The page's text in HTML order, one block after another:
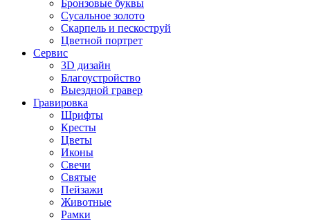
Бронзовые буквы
Сусальное золото
Скарпель и пескоструй
Цветной портрет
Сервис
3D дизайн
Благоустройство
Выездной гравер
Гравировка
Шрифты
Кресты
Цветы
Иконы
Свечи
Святые
Пейзажи
Животные
Рамки